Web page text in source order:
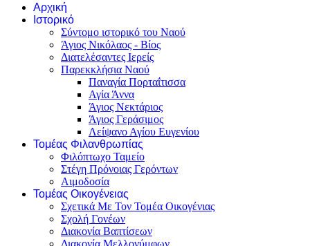
Αρχική
Ιστορικό
Σύντομο ιστορικό του Ναού
Άγιος Νικόλαος - Βίος
Διατελέσαντες Ιερείς
Παρεκκλήσια Ναού
Παναγία Πορταΐτισσα
Αγία Άννα
Άγιος Νεκτάριος
Άγιος Γεράσιμος
Λείψανο Αγίου Ευγενίου
Τομέας Φιλανθρωπίας
Φιλόπτωχο Ταμείο
Στέγη Πρόνοιας Γερόντων
Αιμοδοσία
Τομέας Οικογένειας
Σχετικά Με Τον Τομέα Οικογένιας
Σχολή Γονέων
Διακονία Βαπτίσεων
Διακονία Μελλονύμφων